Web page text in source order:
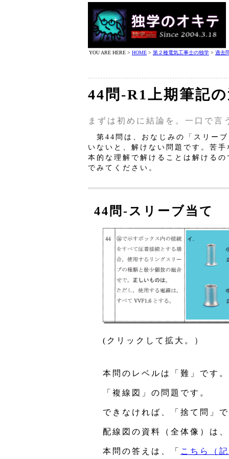
YOU ARE HERE > HOME > 第２種電気工事士の独学 > 過去
44問‐R1上期筆記
まずは初めに結論を。一口で言
第44問は、おなじみの「スリー
いないと、解けない問題です。苦
本的な理解で解けることは解ける
でみてください。
44問‐スリーブ当て
(クリックして拡大。）
本問のレベルは「難」です。
「複線図」の問題です。
できなければ、「捨て問」
配線図の資料（全体像）は
本問の答えは、「 こちら（